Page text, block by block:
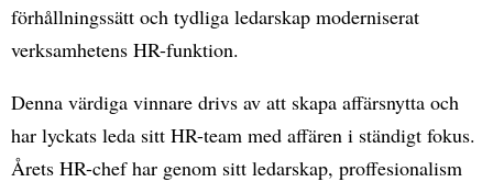
förhållningssätt och tydliga ledarskap moderniserat
verksamhetens HR-funktion.
Denna värdiga vinnare drivs av att skapa affärsnytta och
har lyckats leda sitt HR-team med affären i ständigt fokus.
Årets HR-chef har genom sitt ledarskap, proffesionalism